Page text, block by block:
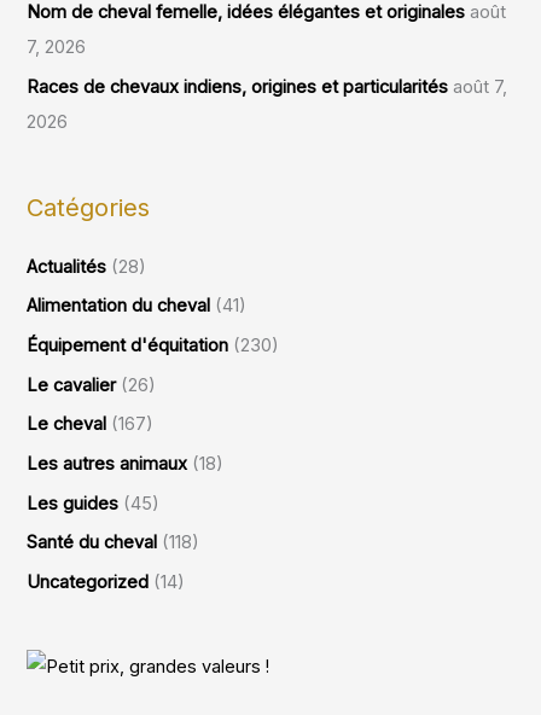
Nom de cheval femelle, idées élégantes et originales août
7, 2026
Races de chevaux indiens, origines et particularités août 7,
2026
Catégories
Actualités (28)
Alimentation du cheval (41)
Équipement d'équitation (230)
Le cavalier(26)
Le cheval (167)
Les autres animaux (18)
Les guides (45)
Santé du cheval (118)
Uncategorized (14)